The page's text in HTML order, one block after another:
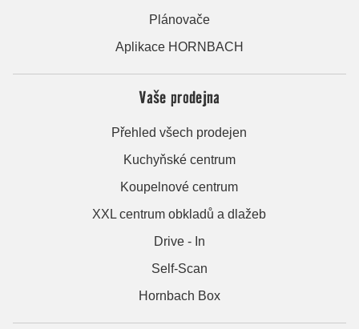
Plánovače
Aplikace HORNBACH
Vaše prodejna
Přehled všech prodejen
Kuchyňské centrum
Koupelnové centrum
XXL centrum obkladů a dlažeb
Drive - In
Self-Scan
Hornbach Box